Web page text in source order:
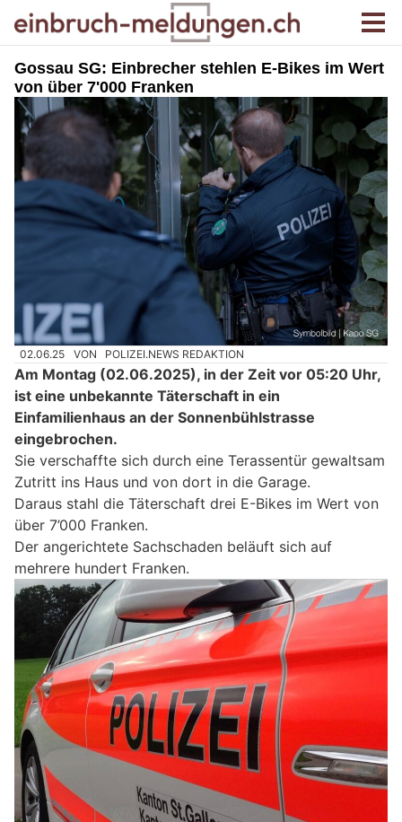
Gossau SG: Einbrecher stehlen E-Bikes im Wert
von über 7'000 Franken
02.06.25 VON POLIZEI.NEWS REDAKTION
Am Montag (02.06.2025), in der Zeit vor 05:20 Uhr,
ist eine unbekannte Täterschaft in ein
Einfamilienhaus an der Sonnenbühlstrasse
eingebrochen.
Sie verschaffte sich durch eine Terassentür gewaltsam
Zutritt ins Haus und von dort in die Garage.
Daraus stahl die Täterschaft drei E-Bikes im Wert von
über 7’000 Franken.
Der angerichtete Sachschaden beläuft sich auf
mehrere hundert Franken.